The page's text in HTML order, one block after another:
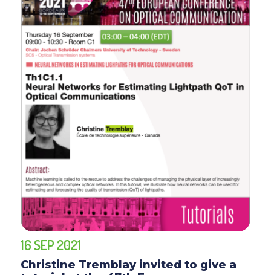
16 SEP 2021
Christine Tremblay invited to give a